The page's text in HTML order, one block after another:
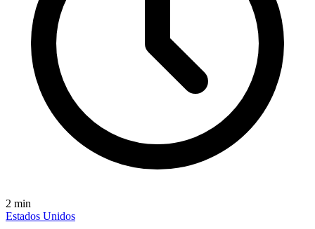
2 min
Estados Unidos